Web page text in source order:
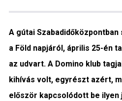
Napi menü
Közigazgatás
Időjárás
A gútai
a Föld napjáról, április 25-én
az udvart. A Domino klub
kihívás volt, egyrészt azért,
először kapcsolódott be ilyen